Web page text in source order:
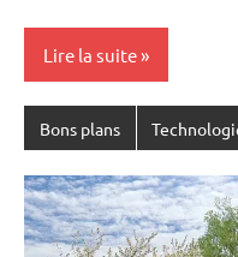
Lire la suite
Bons plans